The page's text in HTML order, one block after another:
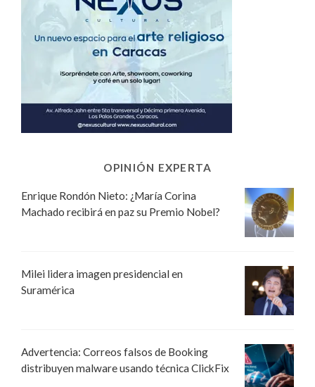
OPINIÓN EXPERTA
Enrique Rondón Nieto: ¿María Corina
Machado recibirá en paz su Premio Nobel?
Milei lidera imagen presidencial en
Suramérica
Advertencia: Correos falsos de Booking
distribuyen malware usando técnica ClickFix